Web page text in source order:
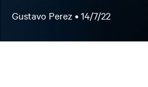
Gustavo Perez •14/7/22